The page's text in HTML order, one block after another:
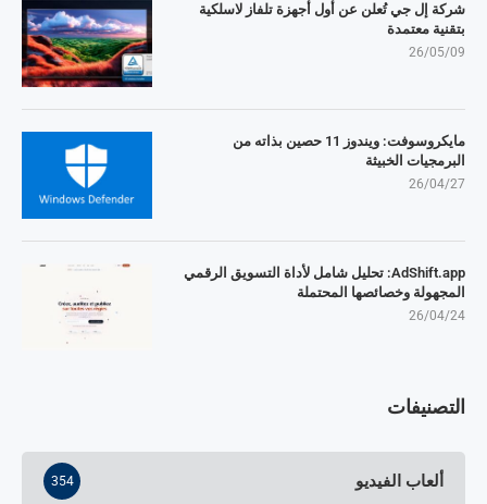
شركة إل جي تُعلن عن أول أجهزة تلفاز لاسلكية
بتقنية معتمدة
26/05/09
مايكروسوفت: ويندوز 11 حصين بذاته من
البرمجيات الخبيثة
26/04/27
AdShift.app: تحليل شامل لأداة التسويق الرقمي
المجهولة وخصائصها المحتملة
26/04/24
التصنيفات
ألعاب الفيديو 354